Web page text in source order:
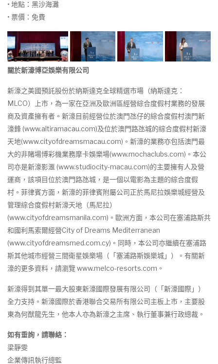
• 地點：黑沙海灘
• 票價：免費
關於新濠博亞娛樂有限公司
新濠之美國預託股份於納斯達克全球精選市場（納斯達克：
MLCO）上市，為一家在亞洲及歐洲區經營綜合度假村業務的發展
商及資產擁有者。新濠目前經營位於澳門氹仔的綜合度假村澳門新
濠鋒 (www.altiramacau.com)及位於澳門路氹城的綜合度假村新濠
天地(www.cityofdreamsmacau.com)。新濠的業務亦包括澳門最
大的非賭場博彩機業務摩卡娛樂場(www.mochaclubs.com)。本公
司亦是新濠影滙 (www.studiocity-macau.com)的主要擁有人及營
運商，該項目位於澳門路氹城，是一個以電影為主題的綜合度假
村。菲律賓方面，新濠的菲律賓附屬公司正於馬尼拉娛樂城經營及
管理綜合度假村新濠天地（馬尼拉）
(www.cityofdreamsmanila.com)。歐洲方面，本公司在塞浦路斯共
和國利馬索爾經營City of Dreams Mediterranean
(www.cityofdreamsmed.com.cy)。同時，本公司亦繼續在塞浦路
斯其他城市經營三間衛星娛樂場（「塞浦路斯娛樂城」）。有關新
濠的更多資料，請瀏覽 www.melco-resorts.com。
新濠得到其單一最大股東新濠國際發展有限公司（「新濠國際」）
全力支持。新濠國際於香港聯合交易所有限公司主板上市，主要股
東為何猷龍先生，他本人亦為新濠之主席、執行董事兼行政總裁。
如有垂詢，請聯絡：
梁靜雯
企業傳訊執行總監